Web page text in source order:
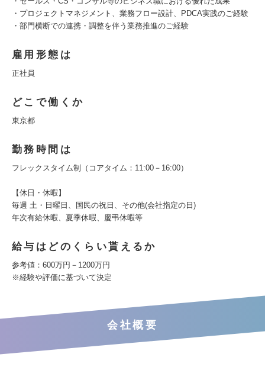
・プロジェクトマネジメント、業務フロー設計、PDCA実践のご経験
・部門横断での連携・調整を伴う業務推進のご経験
雇用形態は
正社員
どこで働くか
東京都
勤務時間は
フレックスタイム制（コアタイム：11:00－16:00）
【休日・休暇】
毎週 土・日曜日、国民の祝日、その他(会社指定の日)
年次有給休暇、夏季休暇、慶弔休暇等
給与はどのくらい貰えるか
参考値：600万円－1200万円
※経験や評価に基づいて決定
会社概要